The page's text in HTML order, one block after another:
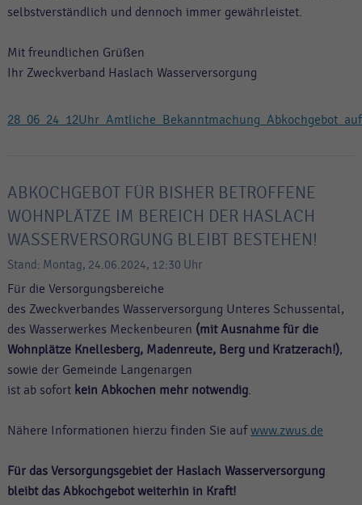
selbstverständlich und dennoch immer gewährleistet.
Mit freundlichen Grüßen
Ihr Zweckverband Haslach Wasserversorgung
ABKOCHGEBOT FÜR BISHER BETROFFENE
WOHNPLÄTZE IM BEREICH DER HASLACH
WASSERVERSORGUNG BLEIBT BESTEHEN!
Stand: Montag, 24.06.2024, 12:30 Uhr
Für die Versorgungsbereiche
des Zweckverbandes Wasserversorgung Unteres Schussental,
des Wasserwerkes Meckenbeuren (mit Ausnahme für die
Wohnplätze Knellesberg, Madenreute, Berg und Kratzerach!),
sowie der Gemeinde Langenargen
ist ab sofortkein Abkochen mehr notwendig.
Nähere Informationen hierzu finden Sie aufwww.zwus.de
Für das Versorgungsgebiet der Haslach Wasserversorgung
bleibt das Abkochgebot weiterhin in Kraft!